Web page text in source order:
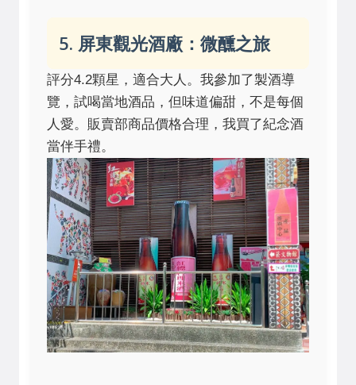
5. 屏東觀光酒廠：微醺之旅
評分4.2顆星，適合大人。我參加了製酒導
覽，試喝當地酒品，但味道偏甜，不是每個
人愛。販賣部商品價格合理，我買了紀念酒
當伴手禮。